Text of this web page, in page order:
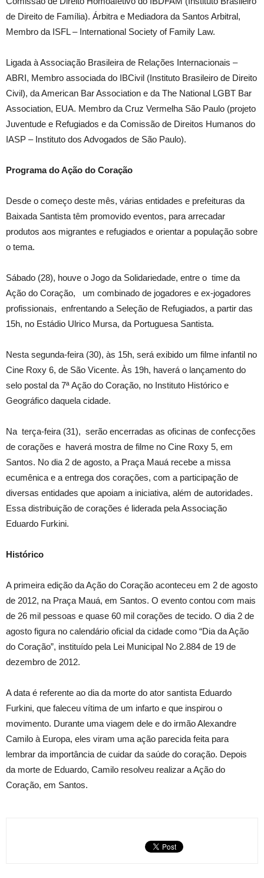
de Direito de Família). Árbitra e Mediadora da Santos Arbitral,
Membro da ISFL – International Society of Family Law.
Ligada à Associação Brasileira de Relações Internacionais –
ABRI, Membro associada do IBCivil (Instituto Brasileiro de Direito
Civil), da American Bar Association e da The National LGBT Bar
Association, EUA. Membro da Cruz Vermelha São Paulo (projeto
Juventude e Refugiados e da Comissão de Direitos Humanos do
IASP – Instituto dos Advogados de São Paulo).
Programa do Ação do Coração
Desde o começo deste mês, várias entidades e prefeituras da
Baixada Santista têm promovido eventos, para arrecadar
produtos aos migrantes e refugiados e orientar a população sobre
o tema.
Sábado (28), houve o Jogo da Solidariedade, entre o time da
Ação do Coração, um combinado de jogadores e ex-jogadores
profissionais, enfrentando a Seleção de Refugiados, a partir das
15h, no Estádio Ulrico Mursa, da Portuguesa Santista.
Nesta segunda-feira (30), às 15h, será exibido um filme infantil no
Cine Roxy 6, de São Vicente. Às 19h, haverá o lançamento do
selo postal da 7ª Ação do Coração, no Instituto Histórico e
Geográfico daquela cidade.
Na terça-feira (31), serão encerradas as oficinas de confecções
de corações e haverá mostra de filme no Cine Roxy 5, em
Santos. No dia 2 de agosto, a Praça Mauá recebe a missa
ecumênica e a entrega dos corações, com a participação de
diversas entidades que apoiam a iniciativa, além de autoridades.
Essa distribuição de corações é liderada pela Associação
Eduardo Furkini.
Histórico
A primeira edição da Ação do Coração aconteceu em 2 de agosto
de 2012, na Praça Mauá, em Santos. O evento contou com mais
de 26 mil pessoas e quase 60 mil corações de tecido. O dia 2 de
agosto figura no calendário oficial da cidade como “Dia da Ação
do Coração”, instituído pela Lei Municipal No 2.884 de 19 de
dezembro de 2012.
A data é referente ao dia da morte do ator santista Eduardo
Furkini, que faleceu vítima de um infarto e que inspirou o
movimento. Durante uma viagem dele e do irmão Alexandre
Camilo à Europa, eles viram uma ação parecida feita para
lembrar da importância de cuidar da saúde do coração. Depois
da morte de Eduardo, Camilo resolveu realizar a Ação do
Coração, em Santos.